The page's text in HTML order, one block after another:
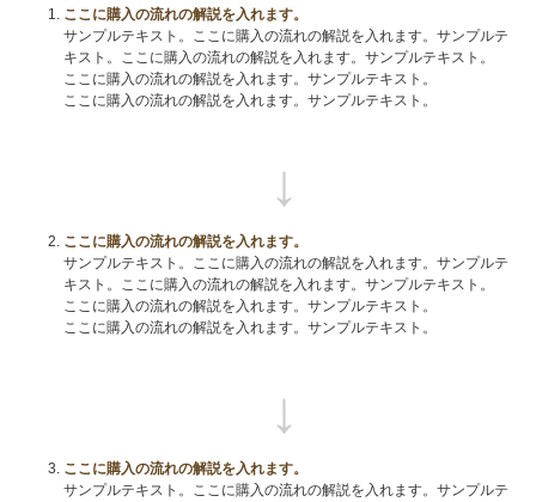
ここに購入の流れの解説を入れます。
サンプルテキスト。ここに購入の流れの解説を入れます。サンプルテ
キスト。ここに購入の流れの解説を入れます。サンプルテキスト。
ここに購入の流れの解説を入れます。サンプルテキスト。
ここに購入の流れの解説を入れます。サンプルテキスト。
ここに購入の流れの解説を入れます。
サンプルテキスト。ここに購入の流れの解説を入れます。サンプルテ
キスト。ここに購入の流れの解説を入れます。サンプルテキスト。
ここに購入の流れの解説を入れます。サンプルテキスト。
ここに購入の流れの解説を入れます。サンプルテキスト。
ここに購入の流れの解説を入れます。
サンプルテキスト。ここに購入の流れの解説を入れます。サンプルテ